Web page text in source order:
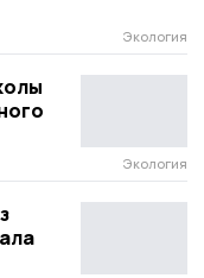
Экология
Экология